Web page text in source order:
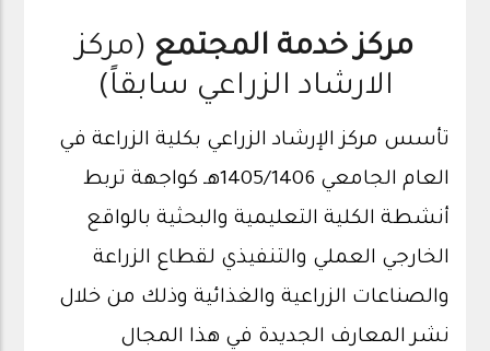
مركز خدمة المجتمع (مركز
الارشاد الزراعي سابقاً)
تأسس مركز الإرشاد الزراعي بكلية الزراعة في
العام الجامعي 1405/1406هـ كواجهة تربط
أنشطة الكلية التعليمية والبحثية بالواقع
الخارجي العملي والتنفيذي لقطاع الزراعة
والصناعات الزراعية والغذائية وذلك من خلال
نشر المعارف الجديدة في هذا المجال